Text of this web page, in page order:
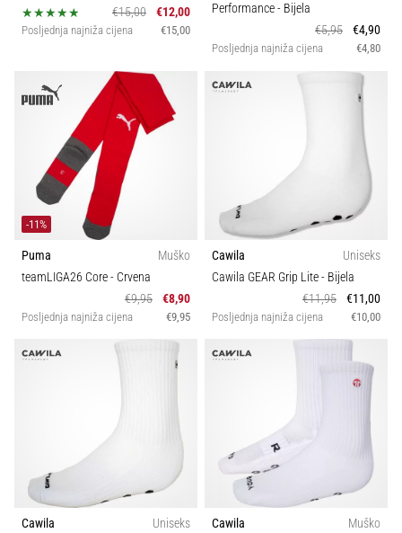
€15,00
€12,00
Posljednja najniža cijena €15,00
Performance- Bijela
€5,95
€4,90
Posljednja najniža cijena €4,80
-11%
Puma
Muško
teamLIGA26 Core- Crvena
€9,95
€8,90
Posljednja najniža cijena €9,95
Cawila
Uniseks
Cawila GEAR Grip Lite- Bijela
€11,95
€11,00
Posljednja najniža cijena €10,00
Cawila
Uniseks
Cawila
Muško